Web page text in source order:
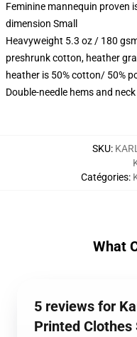
Feminine mannequin proven
dimension Small
Heavyweight 5.3 oz / 180
preshrunk cotton, heather
heather is 50% cotton/ 50%
Double-needle hems and
SKU:
Catégories:
What
5 reviews for
Printed